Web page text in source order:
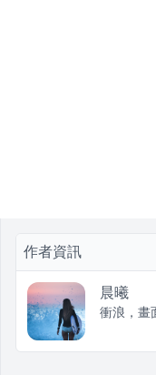
作者資訊
晨曦
衝浪，畫